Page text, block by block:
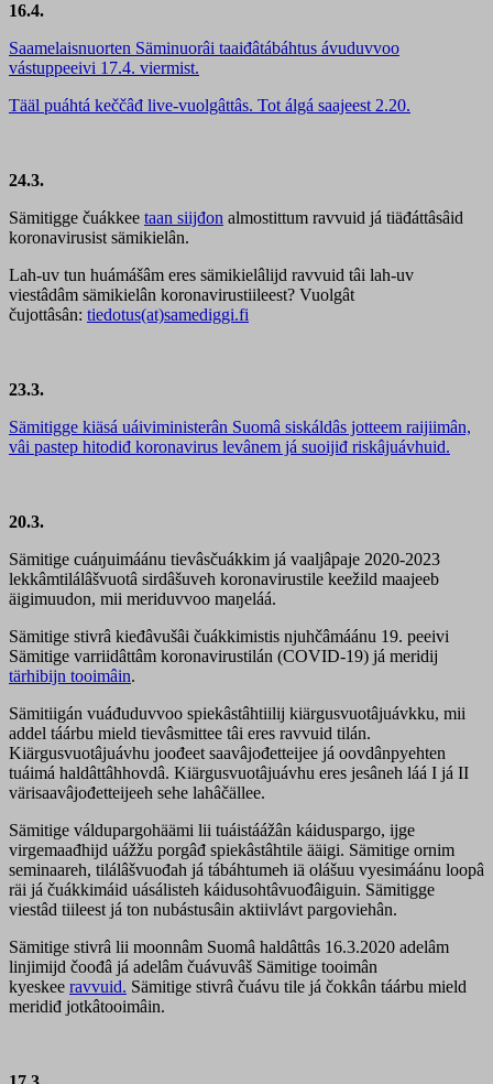
16.4.
Saamelaisnuorten Säminuorâi taaiđâtábáhtus ávuduvvoo
vástuppeeivi 17.4. viermist.
Tääl puáhtá keččâđ live-vuolgâttâs. Tot álgá saajeest 2.20.
24.3.
Sämitigge čuákkee taan siijđon almostittum ravvuid já tiäđáttâsâid
koronavirusist sämikielân.
Lah-uv tun huámášâm eres sämikielâlijd ravvuid tâi lah-uv
viestâdâm sämikielân koronavirustiileest? Vuolgât
čujottâsân: tiedotus(at)samediggi.fi
23.3.
Sämitigge kiäsá uáiviministerân Suomâ siskáldâs jotteem raijiimân,
vâi pastep hitodiđ koronavirus levânem já suoijiđ riskâjuávhuid.
20.3.
Sämitige cuáŋuimáánu tievâsčuákkim já vaaljâpaje 2020-2023
lekkâmtilálâšvuotâ sirdâšuveh koronavirustile keežild maajeeb
äigimuudon, mii meriduvvoo maŋeláá.
Sämitige stivrâ kieđâvušâi čuákkimistis njuhčâmáánu 19. peeivi
Sämitige varriidâttâm koronavirustilán (COVID-19) já meridij
tärhibijn tooimâin.
Sämitiigán vuáđuduvvoo spiekâstâhtiilij kiärgusvuotâjuávkku, mii
addel táárbu mield tievâsmittee tâi eres ravvuid tilán.
Kiärgusvuotâjuávhu joođeet saavâjođetteijee já oovdânpyehten
tuáimá haldâttâhhovdâ. Kiärgusvuotâjuávhu eres jesâneh láá I já II
värisaavâjođetteijeeh sehe lahâčällee.
Sämitige váldupargohäämi lii tuáistáážân káiduspargo, ijge
virgemaađhijd uážžu porgâđ spiekâstâhtile ääigi. Sämitige ornim
seminaareh, tilálâšvuođah já tábáhtumeh iä olášuu vyesimáánu loopâ
räi já čuákkimáid uásálisteh káidusohtâvuođâiguin. Sämitigge
viestâd tiileest já ton nubástusâin aktiivlávt pargoviehân.
Sämitige stivrâ lii moonnâm Suomâ haldâttâs 16.3.2020 adelâm
linjimijd čoođâ já adelâm čuávuvâš Sämitige tooimân
kyeskee ravvuid. Sämitige stivrâ čuávu tile já čokkân táárbu mield
meridiđ jotkâtooimâin.